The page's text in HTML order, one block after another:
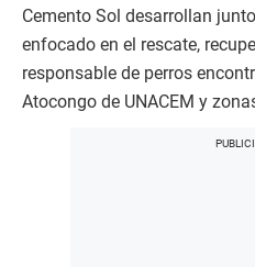
Cemento Sol desarrollan
enfocado en el rescate,
responsable de perros
Atocongo de UNACEM y